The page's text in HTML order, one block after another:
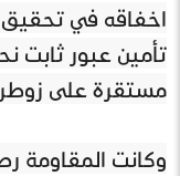
اخفاقه في
تأمين عبور ثابت
مستقرة على